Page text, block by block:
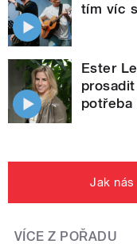
tím víc
Ester
potřeba
Jak
VÍCE Z POŘADU